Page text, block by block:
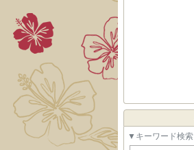
▼キーワード検索